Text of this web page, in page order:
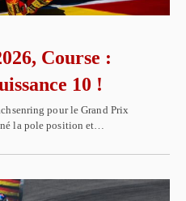
Course :
10 !
pour le Grand Prix
la pole position et…